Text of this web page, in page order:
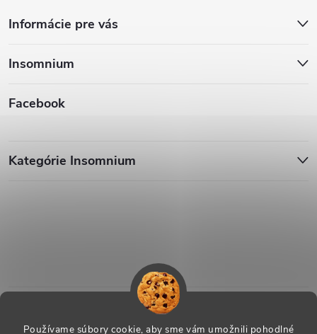
Používame súbory cookie, aby sme vám umožnili pohodlné
Informácie pre vás
Insomnium
Facebook
Kategórie Insomnium